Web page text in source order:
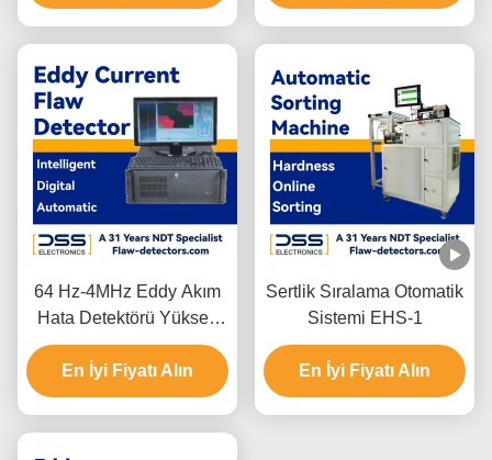
64 Hz-4MHz Eddy Akım
Hata Detektörü Yüksek
Duyarlılık
En İyi Fiyatı Alın
Sertlik Sıralama Otomatik
Sistemi EHS-1
En İyi Fiyatı Alın